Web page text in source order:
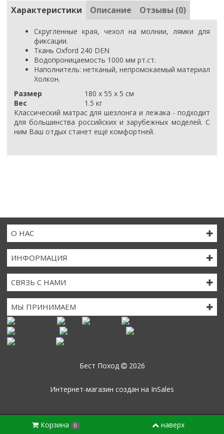
Характеристики Описание Отзывы (0)
Скругленные края, чехол на молнии, лямки для
фиксации.
Ткань Oxford 240 DEN
Водопроницаемость 1000 мм рт.ст.
Наполнитель: нетканый, непромокаемый материал
Холкон.
Размер
180 х 55 х 5 см
Вес
1.5 кг
Классический матрас для шезлонга и лежака - подходит
для большинства российских и зарубежных моделей. С
ним Ваш отдых станет ещё комфортней.
О НАС
ИНФОРМАЦИЯ
СВЯЗЬ С НАМИ
МЫ ПРИНИМАЕМ
Бест Поход 2026
Интернет-магазин создан на InSales
Корзина 0 наверх